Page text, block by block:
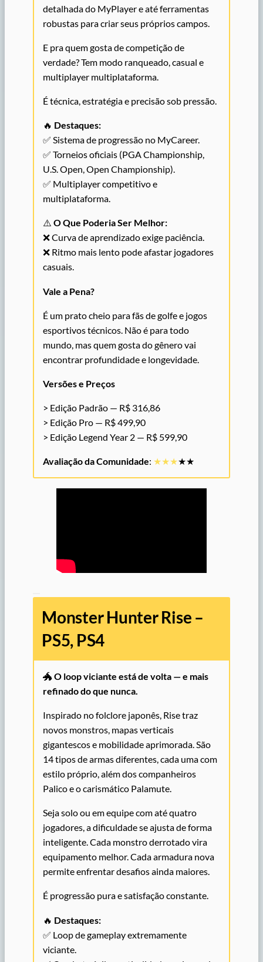
detalhada do MyPlayer e até ferramentas
robustas para criar seus próprios campos.
E pra quem gosta de competição de
verdade? Tem modo ranqueado, casual e
multiplayer multiplataforma.
É técnica, estratégia e precisão sob pressão.
🔥 Destaques:
✅ Sistema de progressão no MyCareer.
✅ Torneios oficiais (PGA Championship,
U.S. Open, Open Championship).
✅ Multiplayer competitivo e
multiplataforma.
⚠️ O Que Poderia Ser Melhor:
❌ Curva de aprendizado exige paciência.
❌ Ritmo mais lento pode afastar jogadores
casuais.
Vale a Pena?
É um prato cheio para fãs de golfe e jogos
esportivos técnicos. Não é para todo
mundo, mas quem gosta do gênero vai
encontrar profundidade e longevidade.
Versões e Preços
> Edição Padrão — R$ 316,86
> Edição Pro — R$ 499,90
> Edição Legend Year 2 — R$ 599,90
Avaliação da Comunidade: ★★★★★
Monster Hunter Rise –
PS5, PS4
🐲O loop viciante está de volta — e mais
refinado do que nunca.
Inspirado no folclore japonês, Rise traz
novos monstros, mapas verticais
gigantescos e mobilidade aprimorada. São
14 tipos de armas diferentes, cada uma com
estilo próprio, além dos companheiros
Palico e o carismático Palamute.
Seja solo ou em equipe com até quatro
jogadores, a dificuldade se ajusta de forma
inteligente. Cada monstro derrotado vira
equipamento melhor. Cada armadura nova
permite enfrentar desafios ainda maiores.
É progressão pura e satisfação constante.
🔥 Destaques:
✅ Loop de gameplay extremamente
viciante.